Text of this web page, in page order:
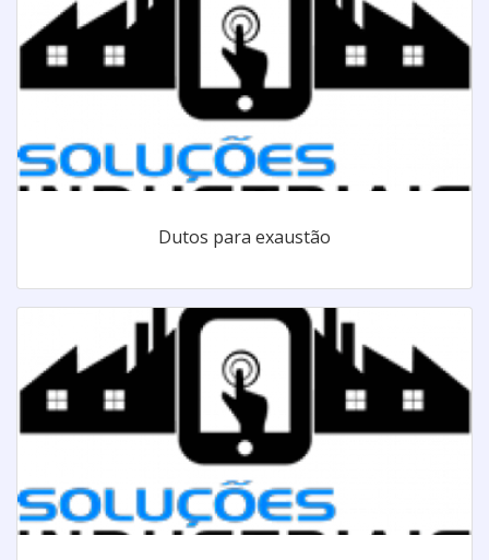
Dutos para exaustão